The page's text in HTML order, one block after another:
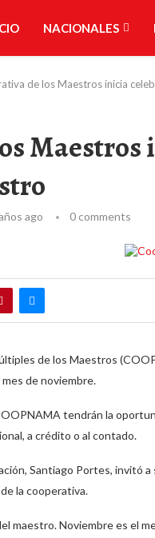
NACIONALES
de los Maestros inicia
ago 0 comments
de los Maestros
de noviembre.
tendrán la
a crédito o al contado.
Santiago Portes, invitó
la cooperativa.
maestro. Noviembre es el